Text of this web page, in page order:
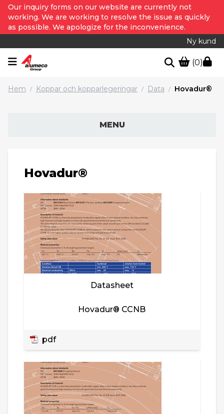
Our inquiry forms on our website are currently not
working. We are working to resolve the issue as quickly
as possible. We apologize for the inconvenience.
Ny kund
(0)
Hem / Koppar och kopparlegeringar / Data / Hovadur®
MENU
Hovadur®
Datasheet
Hovadur® CCNB
pdf